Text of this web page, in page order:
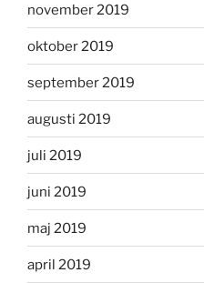
november 2019
oktober 2019
september 2019
augusti 2019
juli 2019
juni 2019
maj 2019
april 2019